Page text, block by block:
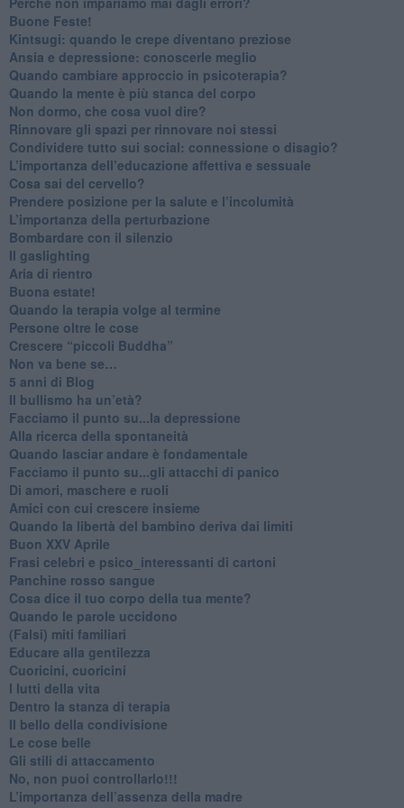
​Buone Feste!
​Kintsugi: quando le crepe diventano preziose
Ansia e depressione: conoscerle meglio
Quando cambiare approccio in psicoterapia?
​Quando la mente è più stanca del corpo
Non dormo, che cosa vuol dire?
​Rinnovare gli spazi per rinnovare noi stessi
​Condividere tutto sui social: connessione o disagio?
​L’importanza dell’educazione affettiva e sessuale
​Cosa sai del cervello?
Prendere posizione per la salute e l’incolumità
L’importanza della perturbazione
​Bombardare con il silenzio
Il gaslighting
Aria di rientro
Buona estate!
​Quando la terapia volge al termine
​Persone oltre le cose
​Crescere “piccoli Buddha”
Non va bene se…
​5 anni di Blog
​Il bullismo ha un’età?
Facciamo il punto su...la depressione
​Alla ricerca della spontaneità
​Quando lasciar andare è fondamentale
Facciamo il punto su...gli attacchi di panico
Di amori, maschere e ruoli
​Amici con cui crescere insieme
​Quando la libertà del bambino deriva dai limiti
Buon XXV Aprile
​Frasi celebri e psico_interessanti di cartoni
​Panchine rosso sangue
​Cosa dice il tuo corpo della tua mente?
​Quando le parole uccidono
​(Falsi) miti familiari
​Educare alla gentilezza
​Cuoricini, cuoricini
I lutti della vita
​Dentro la stanza di terapia
​Il bello della condivisione
Le cose belle
​Gli stili di attaccamento
No, non puoi controllarlo!!!
​L’importanza dell’assenza della madre